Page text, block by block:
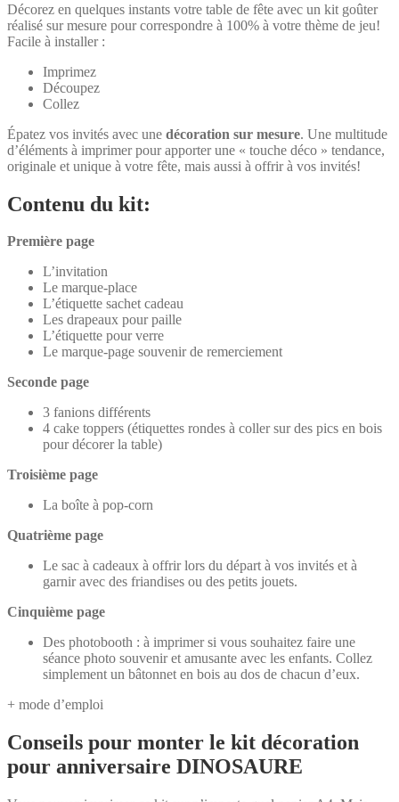
Décorez en quelques instants votre table de fête avec un kit goûter
réalisé sur mesure pour correspondre à 100% à votre thème de jeu!
Facile à installer :
Imprimez
Découpez
Collez
Épatez vos invités avec une décoration sur mesure. Une multitude
d’éléments à imprimer pour apporter une « touche déco » tendance,
originale et unique à votre fête, mais aussi à offrir à vos invités!
Contenu du kit:
Première page
L’invitation
Le marque-place
L’étiquette sachet cadeau
Les drapeaux pour paille
L’étiquette pour verre
Le marque-page souvenir de remerciement
Seconde page
3 fanions différents
4 cake toppers (étiquettes rondes à coller sur des pics en bois
pour décorer la table)
Troisième page
La boîte à pop-corn
Quatrième page
Le sac à cadeaux à offrir lors du départ à vos invités et à
garnir avec des friandises ou des petits jouets.
Cinquième page
Des photobooth : à imprimer si vous souhaitez faire une
séance photo souvenir et amusante avec les enfants. Collez
simplement un bâtonnet en bois au dos de chacun d’eux.
+ mode d’emploi
Conseils pour monter le kit décoration
pour anniversaire DINOSAURE